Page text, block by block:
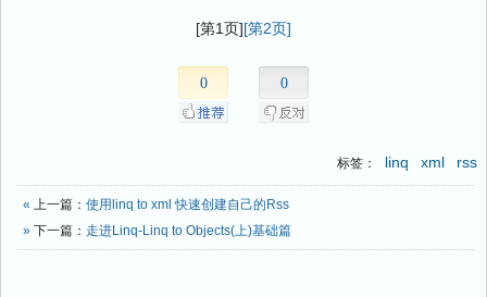
[第1页][第2页]
0 0
标签： linq xml rss
« 上一篇： 使用linq to xml 快速创建自己的Rss
» 下一篇： 走进Linq-Linq to Objects(上)基础篇